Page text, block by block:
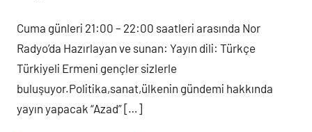
Cuma günleri 21:00 – 22:00 saatleri arasında Nor
Radyo’da Hazırlayan ve sunan: Yayın dili: Türkçe
Türkiyeli Ermeni gençler sizlerle
buluşuyor.Politika,sanat,ülkenin gündemi hakkında
yayın yapacak “Azad” […]